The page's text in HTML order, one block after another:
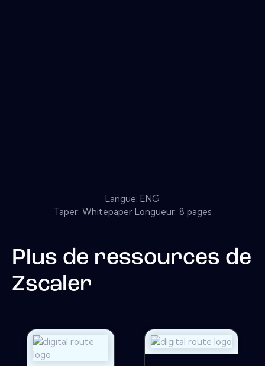
Langue: ENG
Taper: Whitepaper Longueur: 8 pages
Plus de ressources de
Zscaler